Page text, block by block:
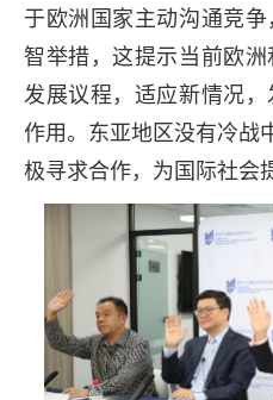
于欧洲国家主动沟通竞
智举措，这提示当前欧
发展议程，适应新情况
作用。东亚地区没有冷战
极寻求合作，为国际社会